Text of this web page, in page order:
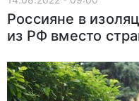
Россияне в
из РФ вместо